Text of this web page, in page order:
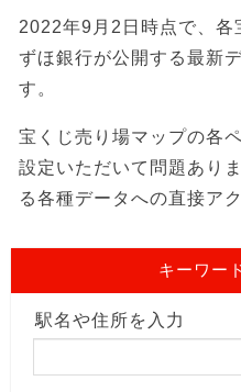
2022年9月2日時点で、各
ずほ銀行が公開する最新
す。
宝くじ売り場マップの各
設定いただいて問題あり
る各種データへの直接ア
キーワー
駅名や住所を入力